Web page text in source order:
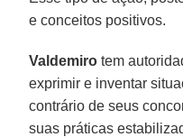
e conceitos positivos.
Valdemiro tem
exprimir e inventar
contrário de seus
suas práticas